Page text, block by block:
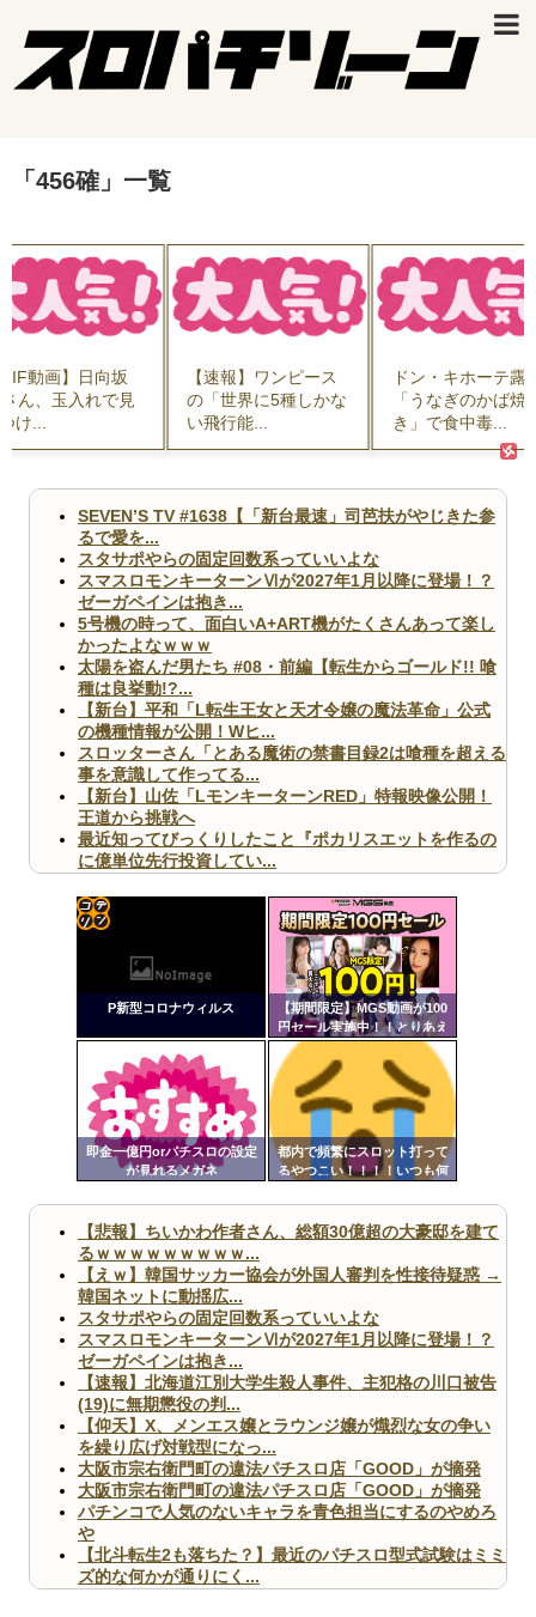
「 456確 」 一覧
動画】日向坂
ん、玉入れで見
け...
【速報】ワンピース
の「世界に5種しかな
い飛行能...
ドン・キホーテ露
「うなぎのかば焼
き」で食中毒...
SEVEN’S TV #1638【「新台最速」司芭扶がやじきた参
るで愛を...
スタサポやらの固定回数系っていいよな
スマスロモンキーターンⅥが2027年1月以降に登場！？
ゼーガペインは抱き...
5号機の時って、面白いA+ART機がたくさんあって楽し
かったよなｗｗｗ
太陽を盗んだ男たち #08・前編【転生からゴールド!! 喰
種は良挙動!?...
【新台】平和「L転生王女と天才令嬢の魔法革命」公式
の機種情報が公開！Wヒ...
スロッターさん「とある魔術の禁書目録2は喰種を超える
事を意識して作ってる...
【新台】山佐「LモンキーターンRED」特報映像公開！
王道から挑戦へ
最近知ってびっくりしたこと『ポカリスエットを作るの
に億単位先行投資してい...
ますｗ」←これどうす...
【閲覧注意】俺が近くにいると機械が壊れるんだけどさ
【画像】ペプシコーラ社、「こういうのでいいんだよ」
な新商品を発売
Powered by livedoor 相互RSS
P新型コロナウィルス
【期間限定】MGS動画が100
円セール実施中！！とりあえ
ず全部買うやろｗｗｗｗｗ
即金一億円orパチスロの設定
が見れるメガネ
都内で頻繁にスロット打って
るやつこい！！！！いつも何
ンク
自動
更新
ツー
【悲報】ちいかわ作者さん、総額30億超の大豪邸を建て
るｗｗｗｗｗｗｗｗｗ...
【えｗ】韓国サッカー協会が外国人審判を性接待疑惑 →
韓国ネットに動揺広...
スタサポやらの固定回数系っていいよな
スマスロモンキーターンⅥが2027年1月以降に登場！？
ゼーガペインは抱き...
【速報】北海道江別大学生殺人事件、主犯格の川口被告
(19)に無期懲役の判...
【仰天】X、メンエス嬢とラウンジ嬢が熾烈な女の争い
を繰り広げ対戦型になっ...
大阪市宗右衛門町の違法パチスロ店「GOOD」が摘発
大阪市宗右衛門町の違法パチスロ店「GOOD」が摘発
パチンコで人気のないキャラを青色担当にするのやめろ
や
【北斗転生2も落ちた？】最近のパチスロ型式試験はミミ
ズ的な何かが通りにく...